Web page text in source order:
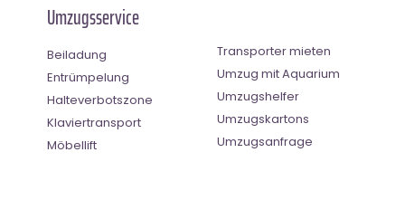
Umzugsservice
Beiladung
Entrümpelung
Halteverbotszone
Klaviertransport
Möbellift
Transporter mieten
Umzug mit Aquarium
Umzugshelfer
Umzugskartons
Umzugsanfrage